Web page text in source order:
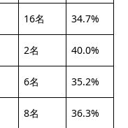
16名 34.7%
2名 40.0%
6名 35.2%
8名 36.3%